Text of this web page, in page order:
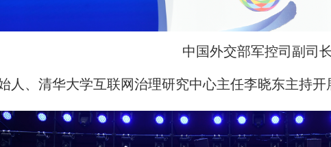
中国外交部军控司副司
、清华大学互联网治理研究中心主任李晓东主持开